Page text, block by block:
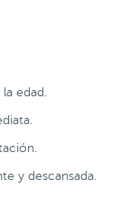
edad.
y descansada.